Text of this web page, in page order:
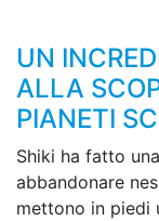
UN
ALLA
PIANETI
Shiki ha fatto
abbandonare
mettono in piedi